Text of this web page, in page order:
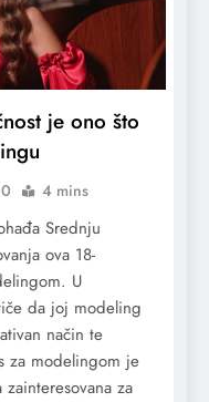
je ono što
0 4 mins
Srednju
ova 18-
U
da joj modeling
način te
za modelingom je
za